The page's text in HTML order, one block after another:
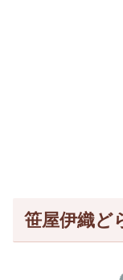
笹屋伊織ど